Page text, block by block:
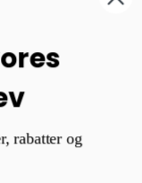
rabatter og